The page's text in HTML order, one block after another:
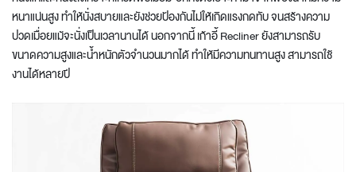
หนาแน่นสูง ทำให้นั่งสบายและยังช่วยป้องกันไม่ให้เกิดแรงกดทับ จนสร้างความ
ปวดเมื่อยแม้จะนั่งเป็นเวลานานได้ นอกจากนี้ เก้าอี้ Recliner ยังสามารถรับ
ขนาดความสูงและน้ำหนักตัวจำนวนมากได้ ทำให้มีความทนทานสูง สามารถใช้
งานได้หลายปี